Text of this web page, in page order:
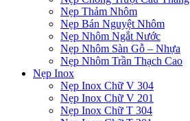
Nẹp Thảm Nhôm
Nẹp Bán Nguyệt Nhôm
Nẹp Nhôm Ngắt Nước
Nẹp Nhôm Sàn Gỗ – Nhựa
Nẹp Nhôm Trần Thạch Cao
Nẹp Inox
Nẹp Inox Chữ V 304
Nẹp Inox Chữ V 201
Nẹp Inox Chữ T 304